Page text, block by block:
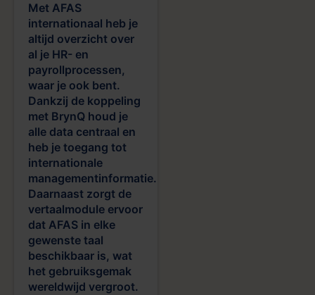
Met AFAS
internationaal heb je
altijd overzicht over
al je HR- en
payrollprocessen,
waar je ook bent.
Dankzij de koppeling
met BrynQ houd je
alle data centraal en
heb je toegang tot
internationale
managementinformatie.
Daarnaast zorgt de
vertaalmodule ervoor
dat AFAS in elke
gewenste taal
beschikbaar is, wat
het gebruiksgemak
wereldwijd vergroot.